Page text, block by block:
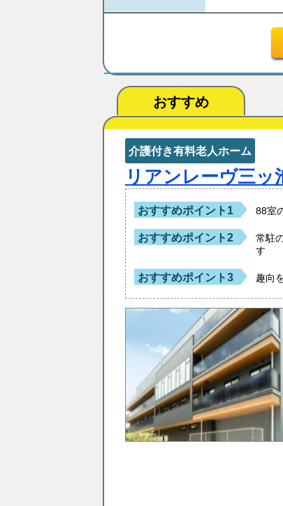
おすすめ
介護付き有料老人ホーム
リアンレーヴ三ッ
おすすめポイント1 88室
おすすめポイント2
常駐
す
おすすめポイント3 趣向